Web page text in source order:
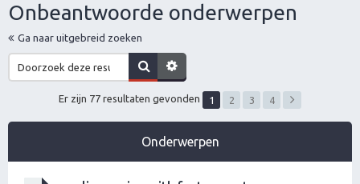
Onbeantwoorde onderwerpen
Ga naar uitgebreid zoeken
Er zijn 77 resultaten gevonden 1 2 3 4
Onderwerpen